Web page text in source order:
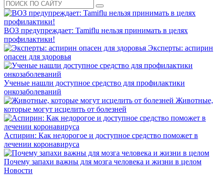
ВОЗ предупреждает: Tamiflu нельзя принимать в целях
профилактики!
Эксперты: аспирин
опасен для здоровья
Ученые нашли доступное средство для профилактики
онкозаболеваний
Животные,
которые могут исцелить от болезней
Аспирин: Как недорогое и доступное средство поможет в
лечении коронавируса
Почему запахи важны для мозга человека и жизни в целом
Новости